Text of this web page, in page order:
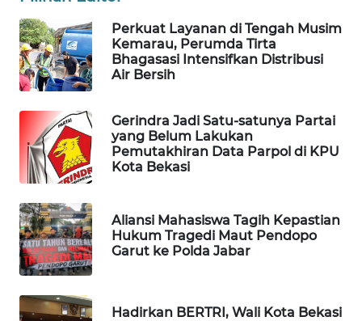
Perkuat Layanan di Tengah Musim
Kemarau, Perumda Tirta
Bhagasasi Intensifkan Distribusi
Air Bersih
Gerindra Jadi Satu-satunya Partai
yang Belum Lakukan
Pemutakhiran Data Parpol di KPU
Kota Bekasi
Aliansi Mahasiswa Tagih Kepastian
Hukum Tragedi Maut Pendopo
Garut ke Polda Jabar
Hadirkan BERTRI, Wali Kota Bekasi
WISATA
LAPAK
WAHANA
Wahana
Network
LISTRIK
MASYARAKAT
KELISTRIKAN
WALINKI